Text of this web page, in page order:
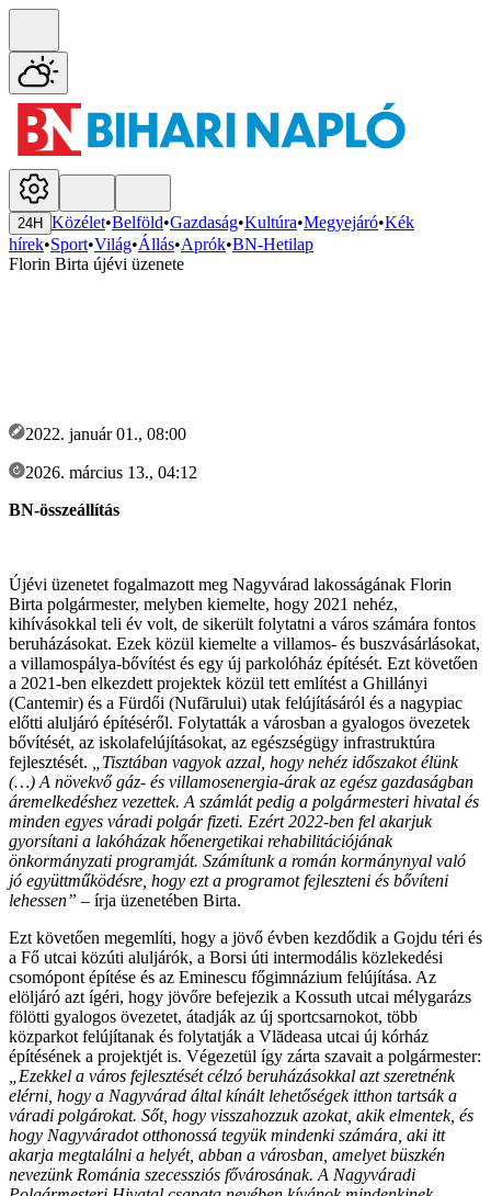
24H Közélet•Belföld•Gazdaság•Kultúra•Megyejáró•Kék
hírek•Sport•Világ•Állás•Aprók•BN-Hetilap
Florin Birta újévi üzenete
2022. január 01., 08:00
2026. március 13., 04:12
BN-összeállítás
Újévi üzenetet fogalmazott meg Nagyvárad lakosságának Florin
Birta polgármester, melyben kiemelte, hogy 2021 nehéz,
kihívásokkal teli év volt, de sikerült folytatni a város számára fontos
beruházásokat. Ezek közül kiemelte a villamos- és buszvásárlásokat,
a villamospálya-bővítést és egy új parkolóház építését. Ezt követően
a 2021-ben elkezdett projektek közül tett említést a Ghillányi
(Cantemir) és a Fürdői (Nufărului) utak felújításáról és a nagypiac
előtti aluljáró építéséről. Folytatták a városban a gyalogos övezetek
bővítését, az iskolafelújításokat, az egészségügy infrastruktúra
fejlesztését. „Tisztában vagyok azzal, hogy nehéz időszakot élünk
(…) A növekvő gáz- és villamosenergia-árak az egész gazdaságban
áremelkedéshez vezettek. A számlát pedig a polgármesteri hivatal és
minden egyes váradi polgár fizeti. Ezért 2022-ben fel akarjuk
gyorsítani a lakóházak hőenergetikai rehabilitációjának
önkormányzati programját. Számítunk a román kormánynyal való
jó együttműködésre, hogy ezt a programot fejleszteni és bővíteni
lehessen” – írja üzenetében Birta.
Ezt követően megemlíti, hogy a jövő évben kezdődik a Gojdu téri és
a Fő utcai közúti aluljárók, a Borsi úti intermodális közlekedési
csomópont építése és az Eminescu főgimnázium felújítása. Az
elöljáró azt ígéri, hogy jövőre befejezik a Kossuth utcai mélygarázs
fölötti gyalogos övezetet, átadják az új sportcsarnokot, több
közparkot felújítanak és folytatják a Vlădeasa utcai új kórház
építésének a projektjét is. Végezetül így zárta szavait a polgármester:
„Ezekkel a város fejlesztését célzó beruházásokkal azt szeretnénk
elérni, hogy a Nagyvárad által kínált lehetőségek itthon tartsák a
váradi polgárokat. Sőt, hogy visszahozzuk azokat, akik elmentek, és
hogy Nagyváradot otthonossá tegyük mindenki számára, aki itt
akarja megtalálni a helyét, abban a városban, amelyet büszkén
nevezünk Románia szecessziós fővárosának. A Nagyváradi